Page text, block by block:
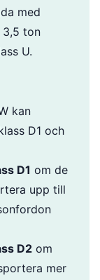
med
ton
U.
kan
D1 och
D1 om de
upp till
D2 om
mer